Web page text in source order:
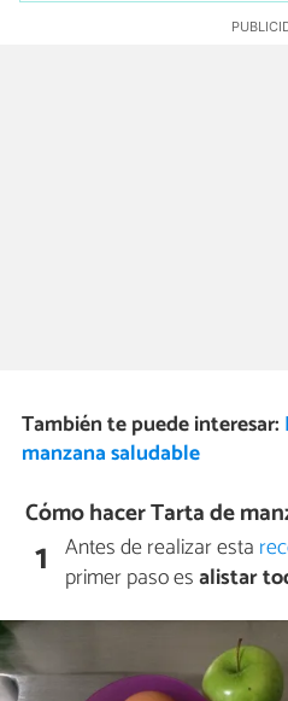
También te puede interesar:
manzana saludable
Cómo hacer Tarta de
1 Antes de realizar esta
primer paso esalistar